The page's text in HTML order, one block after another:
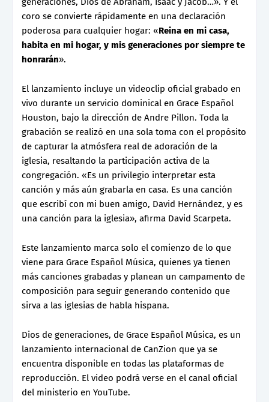
coro se convierte rápidamente en una declaración
poderosa para cualquier hogar: «Reina en mi casa,
habita en mi hogar, y mis generaciones por siempre te
honrarán».
El lanzamiento incluye un videoclip oficial grabado en
vivo durante un servicio dominical en Grace Español
Houston, bajo la dirección de Andre Pillon. Toda la
grabación se realizó en una sola toma con el propósito
de capturar la atmósfera real de adoración de la
iglesia, resaltando la participación activa de la
congregación. «Es un privilegio interpretar esta
canción y más aún grabarla en casa. Es una canción
que escribí con mi buen amigo, David Hernández, y es
una canción para la iglesia», afirma David Scarpeta.
Este lanzamiento marca solo el comienzo de lo que
viene para Grace Español Música, quienes ya tienen
más canciones grabadas y planean un campamento de
composición para seguir generando contenido que
sirva a las iglesias de habla hispana.
Dios de generaciones, de Grace Español Música, es un
lanzamiento internacional de CanZion que ya se
encuentra disponible en todas las plataformas de
reproducción. El video podrá verse en el canal oficial
del ministerio en YouTube.